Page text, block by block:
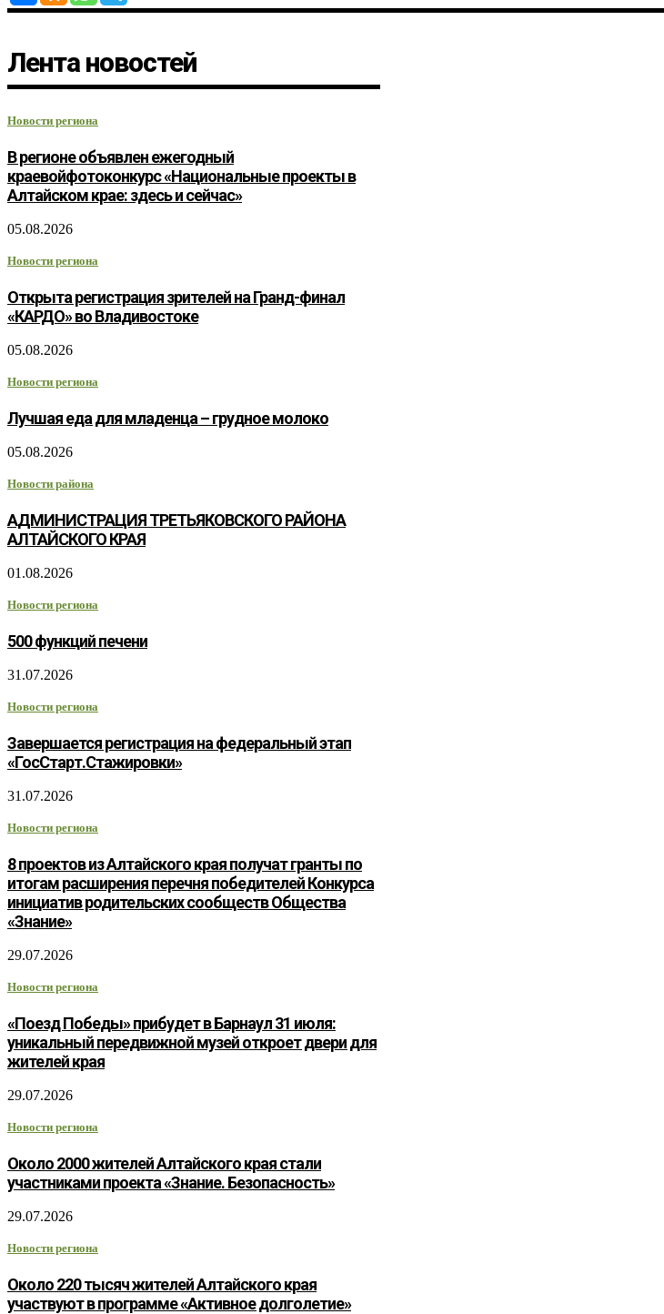
Лента новостей
Новости региона
В регионе объявлен ежегодный
краевойфотоконкурс «Национальные проекты в
Алтайском крае: здесь и сейчас»
05.08.2026
Новости региона
Открыта регистрация зрителей на Гранд-финал
«КАРДО» во Владивостоке
05.08.2026
Новости региона
Лучшая еда для младенца – грудное молоко
05.08.2026
Новости района
АДМИНИСТРАЦИЯ ТРЕТЬЯКОВСКОГО РАЙОНА
АЛТАЙСКОГО КРАЯ
01.08.2026
Новости региона
500 функций печени
31.07.2026
Новости региона
Завершается регистрация на федеральный этап
«ГосСтарт.Стажировки»
31.07.2026
Новости региона
8 проектов из Алтайского края получат гранты по
итогам расширения перечня победителей Конкурса
инициатив родительских сообществ Общества
«Знание»
29.07.2026
Новости региона
«Поезд Победы» прибудет в Барнаул 31 июля:
уникальный передвижной музей откроет двери для
жителей края
29.07.2026
Новости региона
Около 2000 жителей Алтайского края стали
участниками проекта «Знание. Безопасность»
29.07.2026
Новости региона
Около 220 тысяч жителей Алтайского края
участвуют в программе «Активное долголетие»